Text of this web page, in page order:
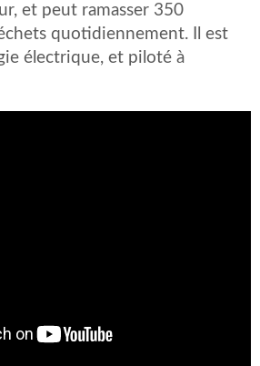
et peut ramasser 350
quotidiennement. Il est
électrique, et piloté à